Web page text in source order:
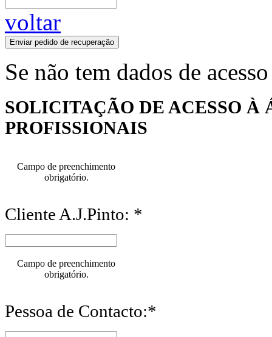
voltar
Enviar pedido de recuperação
Se não tem dados de
SOLICITAÇÃO DE ACESSO À
PROFISSIONAIS
Campo de preenchimento
obrigatório.
Cliente A.J.Pinto: *
Campo de preenchimento
obrigatório.
Pessoa de Contacto:*